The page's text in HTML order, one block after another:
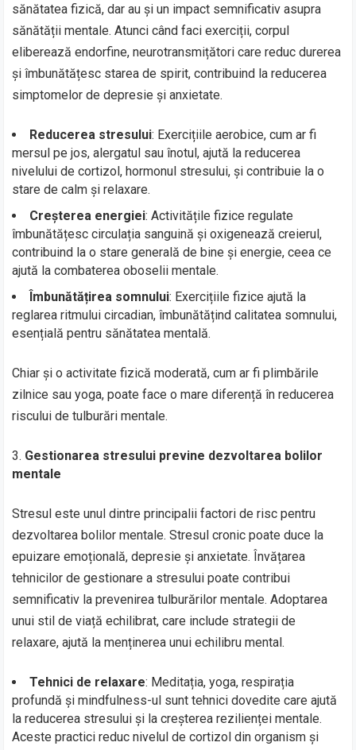
sănătatea fizică, dar au și un impact semnificativ asupra
sănătății mentale. Atunci când faci exerciții, corpul
eliberează endorfine, neurotransmițători care reduc durerea
și îmbunătățesc starea de spirit, contribuind la reducerea
simptomelor de depresie și anxietate.
Reducerea stresului: Exercițiile aerobice, cum ar fi
mersul pe jos, alergatul sau înotul, ajută la reducerea
nivelului de cortizol, hormonul stresului, și contribuie la o
stare de calm și relaxare.
Creșterea energiei: Activitățile fizice regulate
îmbunătățesc circulația sanguină și oxigenează creierul,
contribuind la o stare generală de bine și energie, ceea ce
ajută la combaterea oboselii mentale.
Îmbunătățirea somnului: Exercițiile fizice ajută la
reglarea ritmului circadian, îmbunătățind calitatea somnului,
esențială pentru sănătatea mentală.
Chiar și o activitate fizică moderată, cum ar fi plimbările
zilnice sau yoga, poate face o mare diferență în reducerea
riscului de tulburări mentale.
Gestionarea stresului previne dezvoltarea bolilor
mentale
Stresul este unul dintre principalii factori de risc pentru
dezvoltarea bolilor mentale. Stresul cronic poate duce la
epuizare emoțională, depresie și anxietate. Învățarea
tehnicilor de gestionare a stresului poate contribui
semnificativ la prevenirea tulburărilor mentale. Adoptarea
unui stil de viață echilibrat, care include strategii de
relaxare, ajută la menținerea unui echilibru mental.
Tehnici de relaxare: Meditația, yoga, respirația
profundă și mindfulness-ul sunt tehnici dovedite care ajută
la reducerea stresului și la creșterea rezilienței mentale.
Aceste practici reduc nivelul de cortizol din organism și